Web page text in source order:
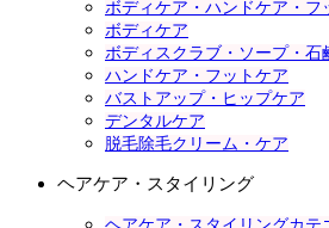
ボディケア・ハンドケア・フ
ボディケア
ボディスクラブ・ソープ・石
ハンドケア・フットケア
バストアップ・ヒップケア
デンタルケア
脱毛除毛クリーム・ケア
ヘアケア・スタイリング